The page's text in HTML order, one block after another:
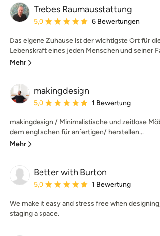
Trebes Raumausstattung
Durchschnittliche Bewertung: 5 von 5
5,0 6 Bewertungen
Das eigene Zuhause ist der wichtigste Ort für
Lebenskraft eines jeden Menschen und seiner
Mehr
makingdesign
Durchschnittliche Bewertung: 5 von 5
5,0 1 Bewertung
makingdesign / Minimalistische und zeitlose
dem englischen für anfertigen/ herstellen...
Mehr
Better with Burton
Durchschnittliche Bewertung: 5 von 5
5,0 1 Bewertung
We make it easy and stress free when
staging a space.